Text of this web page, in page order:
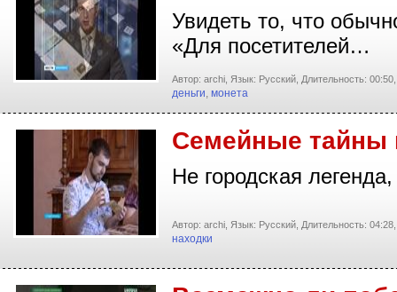
Увидеть то, что
«Для посетителей…
Автор: archi, Язык: Русский, Длительность: 00:50,
деньги, монета
Семейные тайны
Не городская
Автор: archi, Язык: Русский, Длительность: 04:28,
находки